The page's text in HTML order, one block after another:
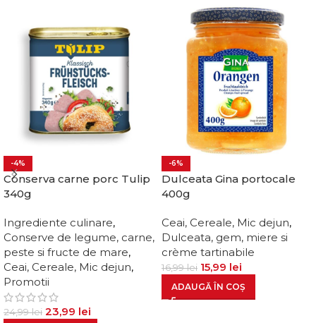
-4%
Conserva carne porc Tulip
340g
Ingrediente culinare,
Conserve de legume, carne,
peste si fructe de mare,
Ceai, Cereale, Mic dejun,
Promotii
24,99lei 23,99 lei
-6%
Dulceata Gina portocale
400g
Ceai, Cereale, Mic dejun,
Dulceata, gem, miere si
crème tartinabile
16,99lei 15,99 lei
ADAUGĂ ÎN COȘ